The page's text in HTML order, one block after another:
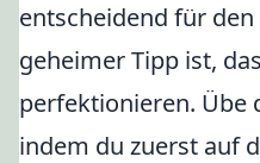
entscheidend für den
geheimer Tipp ist, das
perfektionieren. Übe
indem du zuerst auf